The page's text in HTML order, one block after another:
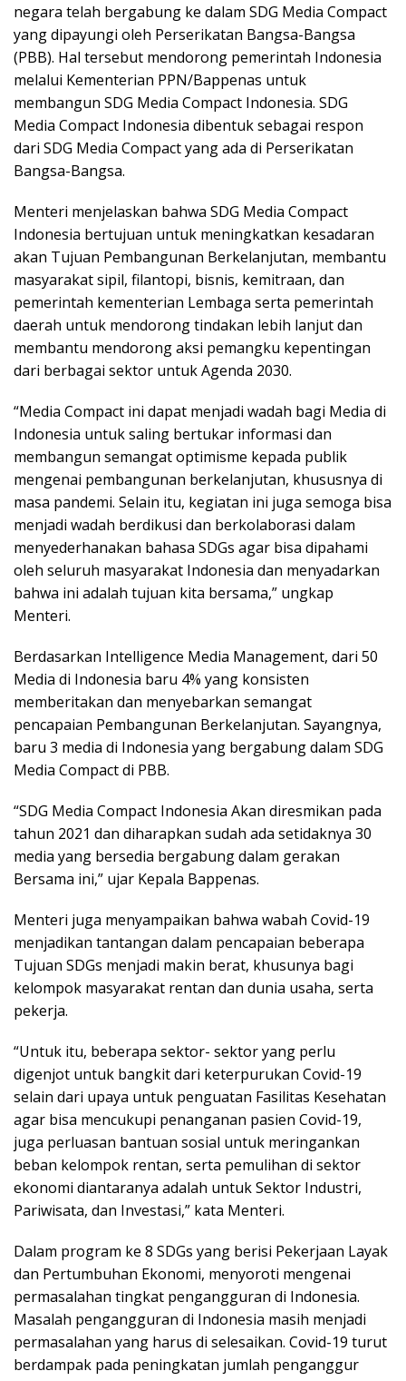
negara telah bergabung ke dalam SDG Media Compact
yang dipayungi oleh Perserikatan Bangsa-Bangsa
(PBB). Hal tersebut mendorong pemerintah Indonesia
melalui Kementerian PPN/Bappenas untuk
membangun SDG Media Compact Indonesia. SDG
Media Compact Indonesia dibentuk sebagai respon
dari SDG Media Compact yang ada di Perserikatan
Bangsa-Bangsa.
Menteri menjelaskan bahwa SDG Media Compact
Indonesia bertujuan untuk meningkatkan kesadaran
akan Tujuan Pembangunan Berkelanjutan, membantu
masyarakat sipil, filantopi, bisnis, kemitraan, dan
pemerintah kementerian Lembaga serta pemerintah
daerah untuk mendorong tindakan lebih lanjut dan
membantu mendorong aksi pemangku kepentingan
dari berbagai sektor untuk Agenda 2030.
“Media Compact ini dapat menjadi wadah bagi Media di
Indonesia untuk saling bertukar informasi dan
membangun semangat optimisme kepada publik
mengenai pembangunan berkelanjutan, khususnya di
masa pandemi. Selain itu, kegiatan ini juga semoga bisa
menjadi wadah berdikusi dan berkolaborasi dalam
menyederhanakan bahasa SDGs agar bisa dipahami
oleh seluruh masyarakat Indonesia dan menyadarkan
bahwa ini adalah tujuan kita bersama,” ungkap
Menteri.
Berdasarkan Intelligence Media Management, dari 50
Media di Indonesia baru 4% yang konsisten
memberitakan dan menyebarkan semangat
pencapaian Pembangunan Berkelanjutan. Sayangnya,
baru 3 media di Indonesia yang bergabung dalam SDG
Media Compact di PBB.
“SDG Media Compact Indonesia Akan diresmikan pada
tahun 2021 dan diharapkan sudah ada setidaknya 30
media yang bersedia bergabung dalam gerakan
Bersama ini,” ujar Kepala Bappenas.
Menteri juga menyampaikan bahwa wabah Covid-19
menjadikan tantangan dalam pencapaian beberapa
Tujuan SDGs menjadi makin berat, khusunya bagi
kelompok masyarakat rentan dan dunia usaha, serta
pekerja.
“Untuk itu, beberapa sektor- sektor yang perlu
digenjot untuk bangkit dari keterpurukan Covid-19
selain dari upaya untuk penguatan Fasilitas Kesehatan
agar bisa mencukupi penanganan pasien Covid-19,
juga perluasan bantuan sosial untuk meringankan
beban kelompok rentan, serta pemulihan di sektor
ekonomi diantaranya adalah untuk Sektor Industri,
Pariwisata, dan Investasi,” kata Menteri.
Dalam program ke 8 SDGs yang berisi Pekerjaan Layak
dan Pertumbuhan Ekonomi, menyoroti mengenai
permasalahan tingkat pengangguran di Indonesia.
Masalah pengangguran di Indonesia masih menjadi
permasalahan yang harus di selesaikan. Covid-19 turut
berdampak pada peningkatan jumlah penganggur